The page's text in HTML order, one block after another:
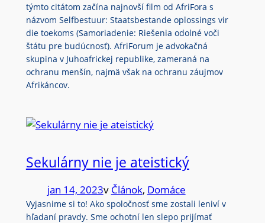
týmto citátom začína najnovší film od AfriFora s
názvom Selfbestuur: Staatsbestande oplossings vir
die toekoms (Samoriadenie: Riešenia odolné voči
štátu pre budúcnosť). AfriForum je advokačná
skupina v Juhoafrickej republike, zameraná na
ochranu menšín, najmä však na ochranu záujmov
Afrikáncov.
Sekulárny nie je ateistický
jan 14, 2023v Článok, Domáce
Vyjasnime si to! Ako spoločnosť sme zostali leniví v
hľadaní pravdy. Sme ochotní len slepo prijímať